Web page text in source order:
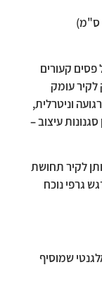
פסים קעורים
לקיר עומק
וניטרלית,
עיצוב –
לקיר תחושת
גרפי נוכח
שמוסיף